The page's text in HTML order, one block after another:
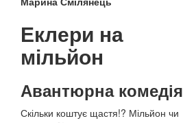
Еклери на
мільйон
Авантюрна комедія
Скільки коштує щастя!? Мільйон чи